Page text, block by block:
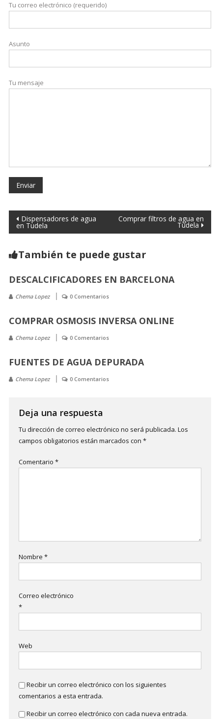
Tu correo electrónico (requerido)
Asunto
Tu mensaje
Dispensadores de agua
en Tudela
Comprar filtros de agua en
Tudela
También te puede gustar
DESCALCIFICADORES EN BARCELONA
Chema Lopez 0 Comentarios
COMPRAR OSMOSIS INVERSA ONLINE
Chema Lopez 0 Comentarios
FUENTES DE AGUA DEPURADA
Chema Lopez 0 Comentarios
Deja una respuesta
Tu dirección de correo electrónico no será publicada. Los
campos obligatorios están marcados con *
Comentario *
Nombre *
Correo electrónico
*
Web
Recibir un correo electrónico con los siguientes
comentarios a esta entrada.
Recibir un correo electrónico con cada nueva entrada.